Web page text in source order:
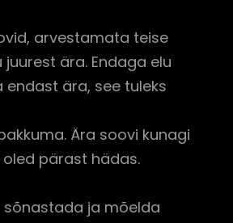
arvestamata teise
ära. Endaga elu
ära, see tuleks
Ära soovi kunagi
pärast hädas.
sõnastada ja mõelda